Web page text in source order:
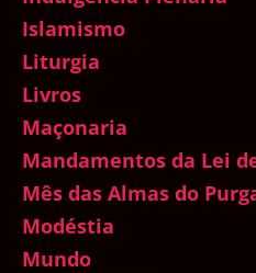
Islamismo
Liturgia
Livros
Maçonaria
Mandamentos da Lei
Mês das Almas do
Modéstia
Mundo